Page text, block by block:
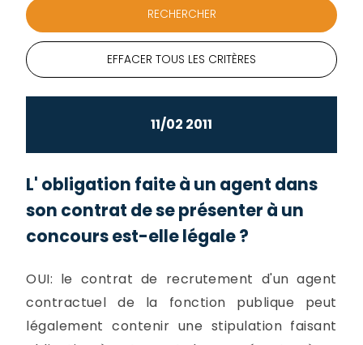
EFFACER TOUS LES CRITÈRES
11/02 2011
L' obligation faite à un agent dans
son contrat de se présenter à un
concours est-elle légale ?
OUI: le contrat de recrutement d'un agent
contractuel de la fonction publique peut
légalement contenir une stipulation faisant